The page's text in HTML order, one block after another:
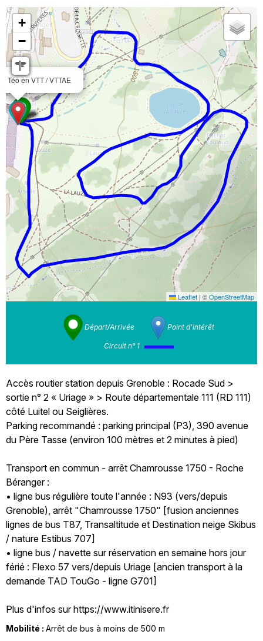
Téo en VTT / VTTAE
+
−
Leaflet | ©OpenStreetMap
Départ/Arrivée Point d'intérêt
Circuit n° 1
Accès routier station depuis Grenoble : Rocade Sud >
sortie n° 2 « Uriage » > Route départementale 111 (RD 111)
côté Luitel ou Seiglières.
Parking recommandé : parking principal (P3), 390 avenue
du Père Tasse (environ 100 mètres et 2 minutes à pied)
Transport en commun - arrêt Chamrousse 1750 - Roche
Béranger :
• ligne bus régulière toute l'année : N93 (vers/depuis
Grenoble), arrêt "Chamrousse 1750" [fusion anciennes
lignes de bus T87, Transaltitude et Destination neige Skibus
/ nature Estibus 707]
• ligne bus / navette sur réservation en semaine hors jour
férié : Flexo 57 vers/depuis Uriage [ancien transport à la
demande TAD TouGo - ligne G701]
Plus d'infos sur https://www.itinisere.fr
Mobilité : Arrêt de bus à moins de 500 m